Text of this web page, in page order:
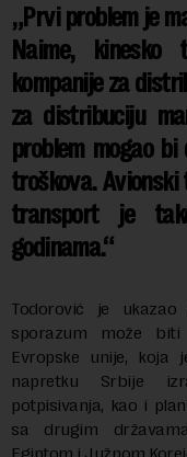
„Prvi problem je
Naime,
kompanije za
za distribuciju
problem mogao
troškova.
transport je
godinama.
Todorović je
sporazum može
Evropske unije, koja
napretku Srbije
potpisivanja, kao i
sa drugim